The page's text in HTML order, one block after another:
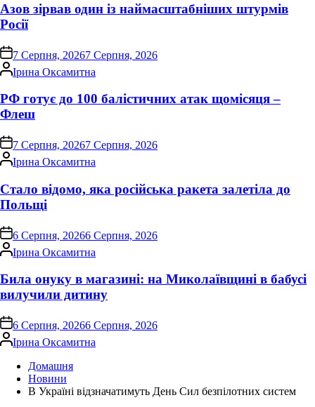
Азов зірвав один із наймасштабніших штурмів
Росії
on 7 Серпня, 20267 Серпня, 2026
Опубліковано
Ірина Оксамитна
РФ готує до 100 балістичних атак щомісяця –
Флеш
on 7 Серпня, 20267 Серпня, 2026
Опубліковано
Ірина Оксамитна
Стало відомо, яка російська ракета залетіла до
Польщі
on6 Серпня, 20266 Серпня, 2026
Опубліковано
Ірина Оксамитна
Била онуку в магазині: на Миколаївщині в бабусі
вилучили дитину
on6 Серпня, 20266 Серпня, 2026
Опубліковано
Ірина Оксамитна
Домашня
Новини
В Україні відзначатимуть День Сил безпілотних систем